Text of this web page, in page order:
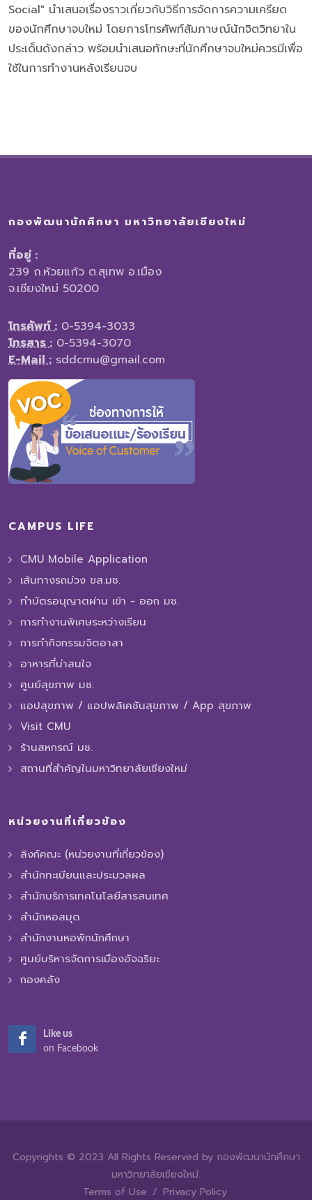
Social" นำเสนอเรื่องราวเกี่ยวกับวิธีการจัดการความเครียด
ของนักศึกษาจบใหม่ โดยการโทรศัพท์สัมภาษณ์นักจิตวิทยาใน
ประเด็นดังกล่าว พร้อมนำเสนอทักษะที่นักศึกษาจบใหม่ควรมีเพื่อ
ใช้ในการทำงานหลังเรียนจบ
กองพัฒนานักศึกษา มหาวิทยาลัยเชียงใหม่
ที่อยู่ :
239 ถ.ห้วยแก้ว ต.สุเทพ อ.เมือง
จ.เชียงใหม่ 50200
โทรศัพท์ : 0-5394-3033
โทรสาร : 0-5394-3070
E-Mail : sddcmu@gmail.com
CAMPUS LIFE
CMU Mobile Application
เส้นทางรถม่วง ขส.มช.
ทำบัตรอนุญาตผ่าน เข้า - ออก มช.
การทํางานพิเศษระหว่างเรียน
การทำกิจกรรมจิตอาสา
อาหารที่น่าสนใจ
ศูนย์สุขภาพ มช.
แอปสุขภาพ / แอปพลิเคชันสุขภาพ / App สุขภาพ
Visit CMU
ร้านสหกรณ์ มช.
สถานที่สำคัญในมหาวิทยาลัยเชียงใหม่
หน่วยงานที่เกี่ยวข้อง
ลิงก์คณะ (หน่วยงานที่เกี่ยวข้อง)
สำนักทะเบียนและประมวลผล
สำนักบริการเทคโนโลยีสารสนเทศ
สำนักหอสมุด
สำนักงานหอพักนักศึกษา
ศูนย์บริหารจัดการเมืองอัจฉริยะ
กองคลัง
Like us
on Facebook
Copyrights © 2023 All Rights Reserved by กองพัฒนานักศึกษา
มหาวิทยาลัยเชียงใหม่.
Terms of Use / Privacy Policy